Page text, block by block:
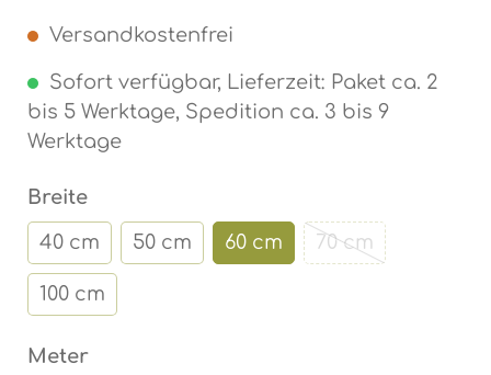
Versandkostenfrei
Sofort verfügbar, Lieferzeit: Paket ca. 2
bis 5 Werktage, Spedition ca. 3 bis 9
Werktage
Breiteauswählen
40 cm 50 cm 60 cm 70 cm(Diese Option
100 cm
Meterauswählen